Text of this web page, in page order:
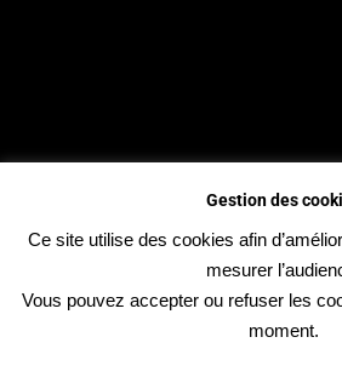
Gestion des
Ce site utilise des cookies afin
mesurer
Vous pouvez accepter ou refuser les
moment.